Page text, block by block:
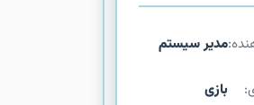
مدیر سیستم
بازی